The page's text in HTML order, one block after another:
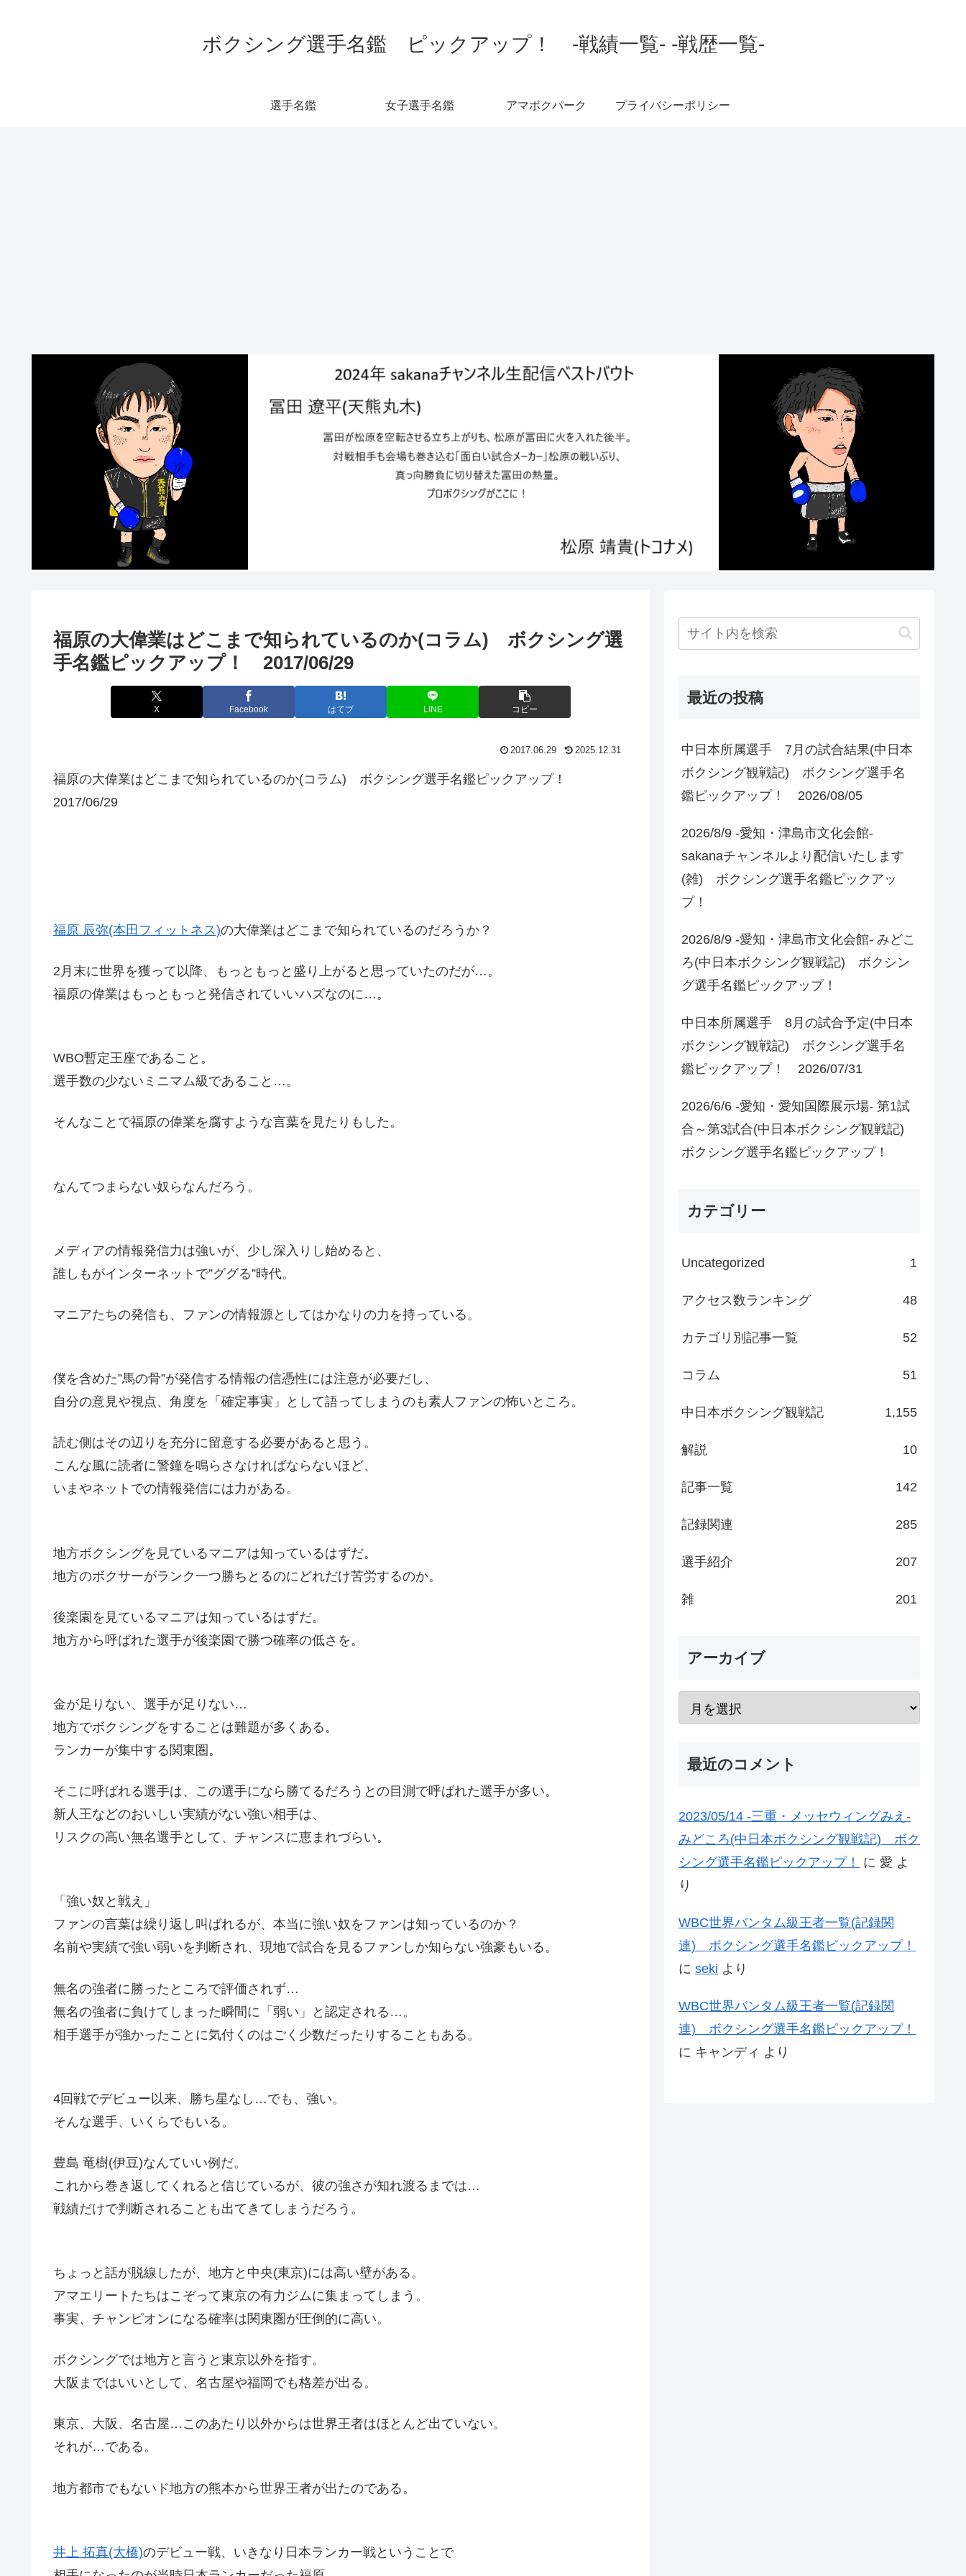
ボクシング選手名鑑 ピックアップ！ -戦績一覧- -戦歴一覧-
選手名鑑 女子選手名鑑 アマボクパーク プライバシーポリシー
福原の大偉業はどこまで知られているのか(コラム) ボクシング選
手名鑑ピックアップ！ 2017/06/29
X Facebook はてブ LINE コピー
2017.06.29 2025.12.31
福原の大偉業はどこまで知られているのか(コラム) ボクシング選手名鑑ピックアップ！
2017/06/29
福原 辰弥(本田フィットネス)の大偉業はどこまで知られているのだろうか？
2月末に世界を獲って以降、もっともっと盛り上がると思っていたのだが…。
福原の偉業はもっともっと発信されていいハズなのに…。
WBO暫定王座であること。
選手数の少ないミニマム級であること…。
そんなことで福原の偉業を腐すような言葉を見たりもした。
なんてつまらない奴らなんだろう。
メディアの情報発信力は強いが、少し深入りし始めると、
誰しもがインターネットで”ググる”時代。
マニアたちの発信も、ファンの情報源としてはかなりの力を持っている。
僕を含めた”馬の骨”が発信する情報の信憑性には注意が必要だし、
自分の意見や視点、角度を「確定事実」として語ってしまうのも素人ファンの怖いところ。
読む側はその辺りを充分に留意する必要があると思う。
こんな風に読者に警鐘を鳴らさなければならないほど、
いまやネットでの情報発信には力がある。
地方ボクシングを見ているマニアは知っているはずだ。
地方のボクサーがランク一つ勝ちとるのにどれだけ苦労するのか。
後楽園を見ているマニアは知っているはずだ。
地方から呼ばれた選手が後楽園で勝つ確率の低さを。
金が足りない、選手が足りない…
地方でボクシングをすることは難題が多くある。
ランカーが集中する関東圏。
そこに呼ばれる選手は、この選手になら勝てるだろうとの目測で呼ばれた選手が多い。
新人王などのおいしい実績がない強い相手は、
リスクの高い無名選手として、チャンスに恵まれづらい。
「強い奴と戦え」
ファンの言葉は繰り返し叫ばれるが、本当に強い奴をファンは知っているのか？
名前や実績で強い弱いを判断され、現地で試合を見るファンしか知らない強豪もいる。
無名の強者に勝ったところで評価されず…
無名の強者に負けてしまった瞬間に「弱い」と認定される…。
相手選手が強かったことに気付くのはごく少数だったりすることもある。
4回戦でデビュー以来、勝ち星なし…でも、強い。
そんな選手、いくらでもいる。
豊島 竜樹(伊豆)なんていい例だ。
これから巻き返してくれると信じているが、彼の強さが知れ渡るまでは…
戦績だけで判断されることも出てきてしまうだろう。
ちょっと話が脱線したが、地方と中央(東京)には高い壁がある。
アマエリートたちはこぞって東京の有力ジムに集まってしまう。
事実、チャンピオンになる確率は関東圏が圧倒的に高い。
ボクシングでは地方と言うと東京以外を指す。
大阪まではいいとして、名古屋や福岡でも格差が出る。
東京、大阪、名古屋…このあたり以外からは世界王者はほとんど出ていない。
それが…である。
地方都市でもないド地方の熊本から世界王者が出たのである。
井上 拓真(大橋)のデビュー戦、いきなり日本ランカー戦ということで
最近の投稿
中日本所属選手 7月の試合結果(中日本
ボクシング観戦記) ボクシング選手名
鑑ピックアップ！ 2026/08/05
2026/8/9 -愛知・津島市文化会館-
sakanaチャンネルより配信いたします
(雑) ボクシング選手名鑑ピックアッ
プ！
2026/8/9 -愛知・津島市文化会館- みどこ
ろ(中日本ボクシング観戦記) ボクシン
グ選手名鑑ピックアップ！
中日本所属選手 8月の試合予定(中日本
ボクシング観戦記) ボクシング選手名
鑑ピックアップ！ 2026/07/31
2026/6/6 -愛知・愛知国際展示場- 第1試
合～第3試合(中日本ボクシング観戦記)
ボクシング選手名鑑ピックアップ！
カテゴリー
Uncategorized 1
アクセス数ランキング 48
カテゴリ別記事一覧 52
コラム 51
中日本ボクシング観戦記 1,155
解説 10
記事一覧 142
記録関連 285
選手紹介 207
雑 201
アーカイブ
最近のコメント
2023/05/14 -三重・メッセウィングみえ-
みどころ(中日本ボクシング観戦記) ボク
シング選手名鑑ピックアップ！
に 愛 よ
り
WBC世界バンタム級王者一覧(記録関
連) ボクシング選手名鑑ピックアップ！
に seki より
WBC世界バンタム級王者一覧(記録関
連) ボクシング選手名鑑ピックアップ！
に キャンディ より